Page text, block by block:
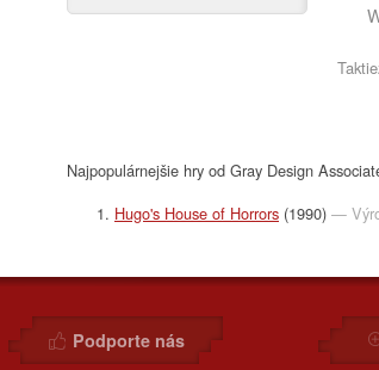
Najpopulárnejšie hry od Gray Design
Hugo's House of Horrors (1990) —
Podporte nás